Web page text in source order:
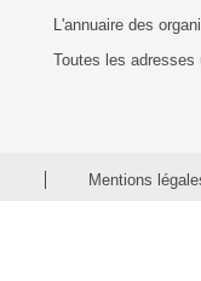
L'annuaire des
Toutes les adresses
Mentions